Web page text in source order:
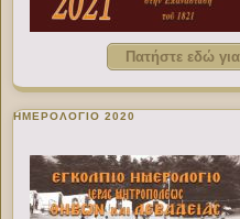
Πατήστε εδώ
ΗΜΕΡΟΛΟΓΙΟ 2020